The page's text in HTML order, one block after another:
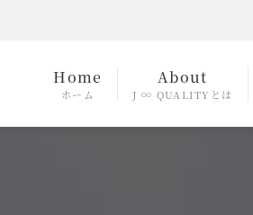
Home
ホーム
About
J ∞ QUALITYとは